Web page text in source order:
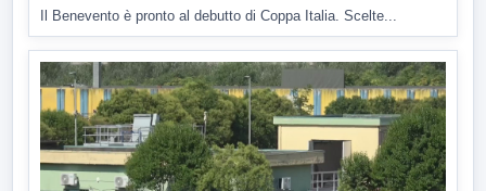
Il Benevento è pronto al debutto di Coppa Italia. Scelte...